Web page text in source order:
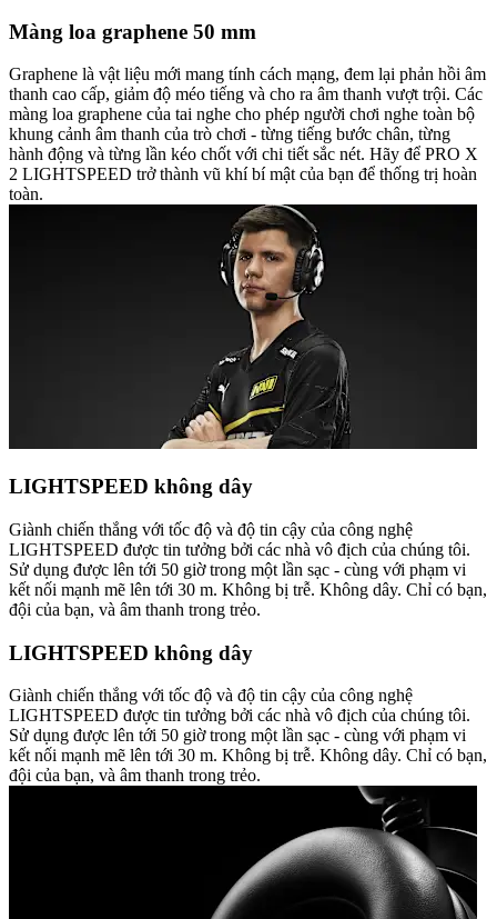
Màng loa graphene 50 mm
Graphene là vật liệu mới mang tính cách mạng, đem lại phản hồi âm
thanh cao cấp, giảm độ méo tiếng và cho ra âm thanh vượt trội. Các
màng loa graphene của tai nghe cho phép người chơi nghe toàn bộ
khung cảnh âm thanh của trò chơi - từng tiếng bước chân, từng
hành động và từng lần kéo chốt với chi tiết sắc nét. Hãy để PRO X
2 LIGHTSPEED trở thành vũ khí bí mật của bạn để thống trị hoàn
toàn.
LIGHTSPEED không dây
Giành chiến thắng với tốc độ và độ tin cậy của công nghệ
LIGHTSPEED được tin tưởng bởi các nhà vô địch của chúng tôi.
Sử dụng được lên tới 50 giờ trong một lần sạc - cùng với phạm vi
kết nối mạnh mẽ lên tới 30 m. Không bị trễ. Không dây. Chỉ có bạn,
đội của bạn, và âm thanh trong trẻo.
LIGHTSPEED không dây
Giành chiến thắng với tốc độ và độ tin cậy của công nghệ
LIGHTSPEED được tin tưởng bởi các nhà vô địch của chúng tôi.
Sử dụng được lên tới 50 giờ trong một lần sạc - cùng với phạm vi
kết nối mạnh mẽ lên tới 30 m. Không bị trễ. Không dây. Chỉ có bạn,
đội của bạn, và âm thanh trong trẻo.